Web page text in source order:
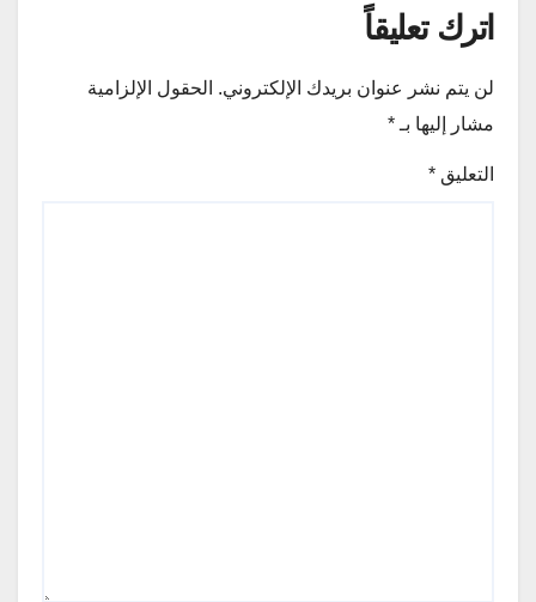
اترك تعليقاً
لن يتم نشر عنوان بريدك الإلكتروني. الحقول الإلزامية
مشار إليها بـ *
التعليق *